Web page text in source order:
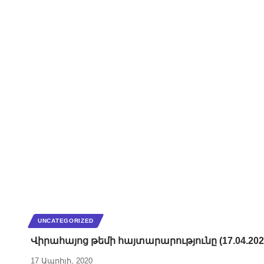
UNCATEGORIZED
Վիրահայոց թեմի հայտարարությունը
17 Ապրիլի, 2020